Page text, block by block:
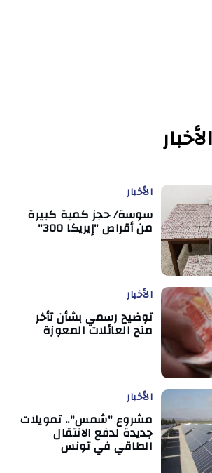
الأخبار
سوسة/ حجز كمية كبيرة
من أقراص "إيريكا 300"
الأخبار
توضيح رسمي بشأن تأخر
منح العائلات المعوزة
الأخبار
مشروع "شمس".. تمويلات
جديدة لدفع الانتقال
الطاقي في تونس